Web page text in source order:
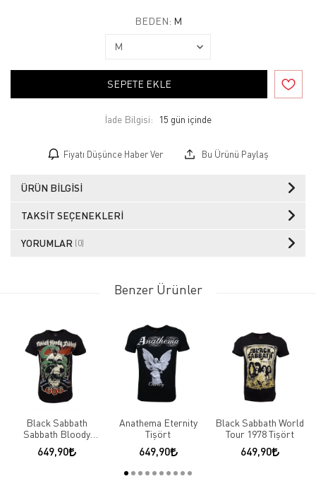
BEDEN: M
SEPETE EKLE
İade Bilgisi:
Fiyatı Düşünce Haber Ver Bu Ürünü Paylaş
ÜRÜN BILGISI
TAKSIT SEÇENEKLERI
YORUMLAR (0)
Benzer Ürünler
Black Sabbath
Sabbath Bloody
Sabbath Tişört
649,90
Anathema Eternity
Tişört
649,90
Black Sabbath World
Tour 1978 Tişört
649,90